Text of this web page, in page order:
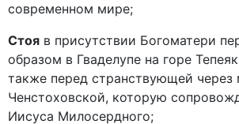
современном мире;
Стоя в присутствии Богоматери
образом в Гваделупе на горе
также перед странствующей через
Ченстоховской, которую
Иисуса Милосердного;